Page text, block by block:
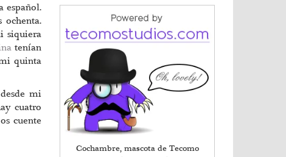
español.
siquiera
tenían
quinta
mi
cuatro
cuente
Cochambre, mascota de Tecomo